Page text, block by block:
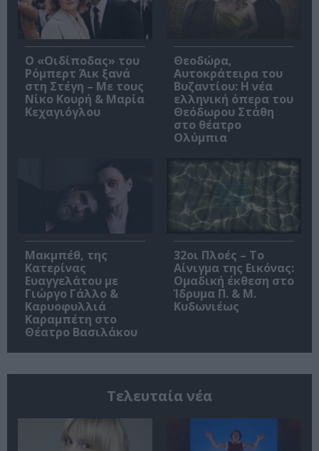
O «Οιδίποδας» του
Ρόμπερτ Άικ ξανά
στη Στέγη – Με τους
Νίκο Κουρή & Μαρία
Κεχαγιόγλου
Θεοδώρα,
Αυτοκράτειρα του
Βυζαντίου: Η νέα
ελληνική όπερα του
Θεόδωρου Στάθη
στο θέατρο
Ολύμπια
Μακμπέθ, της
Κατερίνας
Ευαγγελάτου με
Γιώργο Γάλλο &
Καρυοφυλλιά
Καραμπέτη στο
Θέατρο Βασιλάκου
32οι Πλοές – Το
Αίνιγμα της Εικόνας:
Ομαδική έκθεση στο
Ίδρυμα Π. & Μ.
Κυδωνιέως
Τελευταία νέα